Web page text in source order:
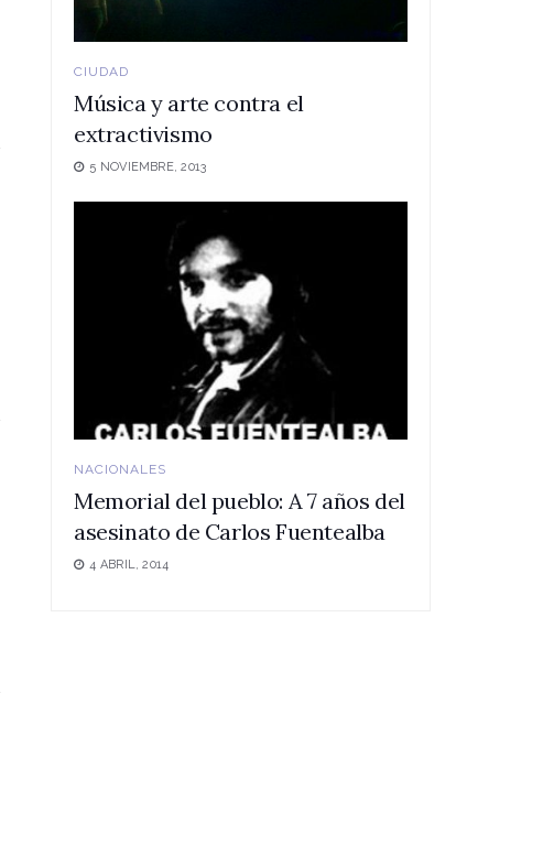
CIUDAD
Música y arte contra el
extractivismo
5 NOVIEMBRE, 2013
NACIONALES
Memorial del pueblo: A 7 años del
asesinato de Carlos Fuentealba
4 ABRIL, 2014